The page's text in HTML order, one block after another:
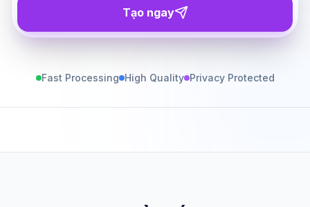
Tạo ngay
Fast Processing High Quality Privacy Protected